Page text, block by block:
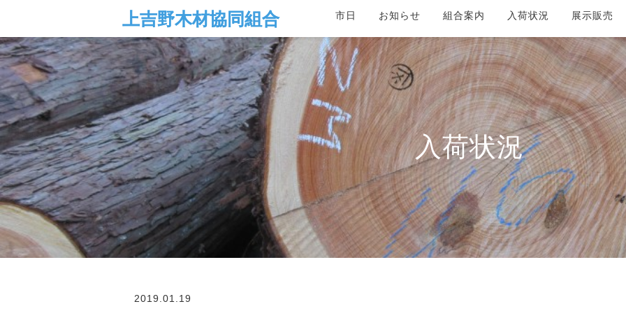
市日 お知らせ 組合案内 入荷状況 展示販売
入荷状況
2019.01.19